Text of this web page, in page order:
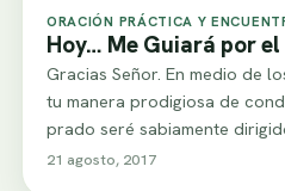
ORACIÓN PRÁCTICA Y
Hoy… Me Guiará por
Gracias Señor. En medio de
tu manera prodigiosa de
prado seré sabiamente
21 agosto, 2017